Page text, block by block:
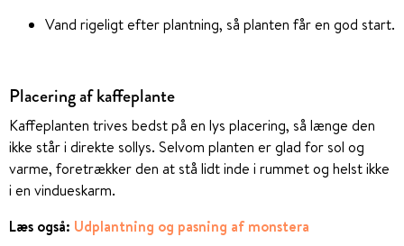
Vand rigeligt efter plantning, så planten får en god start.
Placering af kaffeplante
Kaffeplanten trives bedst på en lys placering, så længe den
ikke står i direkte sollys. Selvom planten er glad for sol og
varme, foretrækker den at stå lidt inde i rummet og helst ikke
i en vindueskarm.
Læs også: Udplantning og pasning af monstera